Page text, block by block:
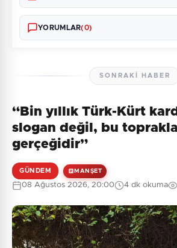
Güvenlik Sorusu:
6 + 10 = ?
YORUMLAR(0)
Henüz yorum yapılmamış. İlk
SONRAKI HABER
“Bin yıllık Türk-Kürt
slogan değil, bu
gerçeğidir”
GÜNDEM MANŞET
08 Ağustos 2026, 20:00 4 dk okuma